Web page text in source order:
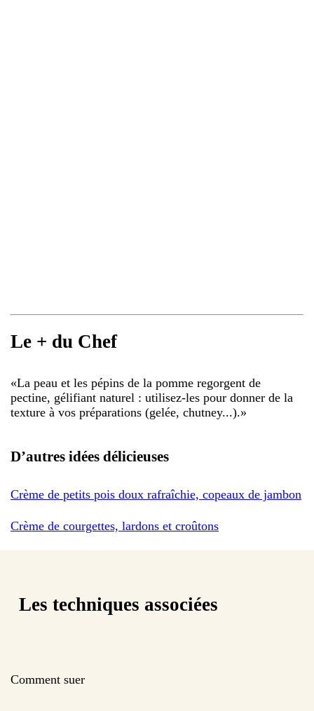
Le + du Chef
«La peau et les pépins de la pomme regorgent de
pectine, gélifiant naturel : utilisez-les pour donner de la
texture à vos préparations (gelée, chutney...).»
D’autres idées délicieuses
Crème de petits pois doux rafraîchie, copeaux de jambon
Crème de courgettes, lardons et croûtons
Les techniques associées
Comment suer